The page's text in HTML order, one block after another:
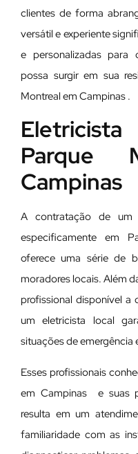
clientes de forma
versátil e experiente
e personalizadas para
possa surgir em sua
Montreal em Campinas .
Parque
Campinas
A contratação de um
especificamente em
oferece uma série de
moradores locais. Além
profissional disponível a
um eletricista local
situações de emergência
Esses profissionais
em Campinas e suas
resulta em um
familiaridade com as